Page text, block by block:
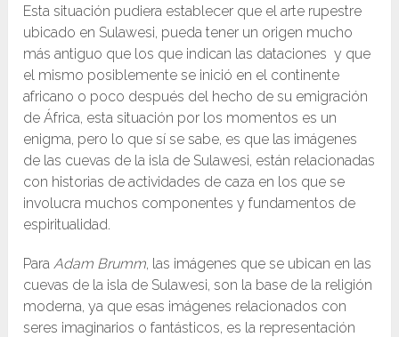
Esta situación pudiera establecer que el arte rupestre
ubicado en Sulawesi, pueda tener un origen mucho
más antiguo que los que indican las dataciones y que
el mismo posiblemente se inició en el continente
africano o poco después del hecho de su emigración
de África, esta situación por los momentos es un
enigma, pero lo que sí se sabe, es que las imágenes
de las cuevas de la isla de Sulawesi, están relacionadas
con historias de actividades de caza en los que se
involucra muchos componentes y fundamentos de
espiritualidad.
Para Adam Brumm , las imágenes que se ubican en las
cuevas de la isla de Sulawesi, son la base de la religión
moderna, ya que esas imágenes relacionados con
seres imaginarios o fantásticos, es la representación